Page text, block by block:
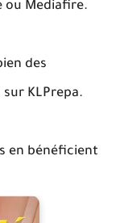
ou Mediafire.
des
KLPrepa.
en bénéficient